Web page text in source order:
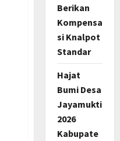
Berikan
Kompensa
si Knalpot
Standar
Hajat
Bumi Desa
Jayamukti
2026
Kabupate